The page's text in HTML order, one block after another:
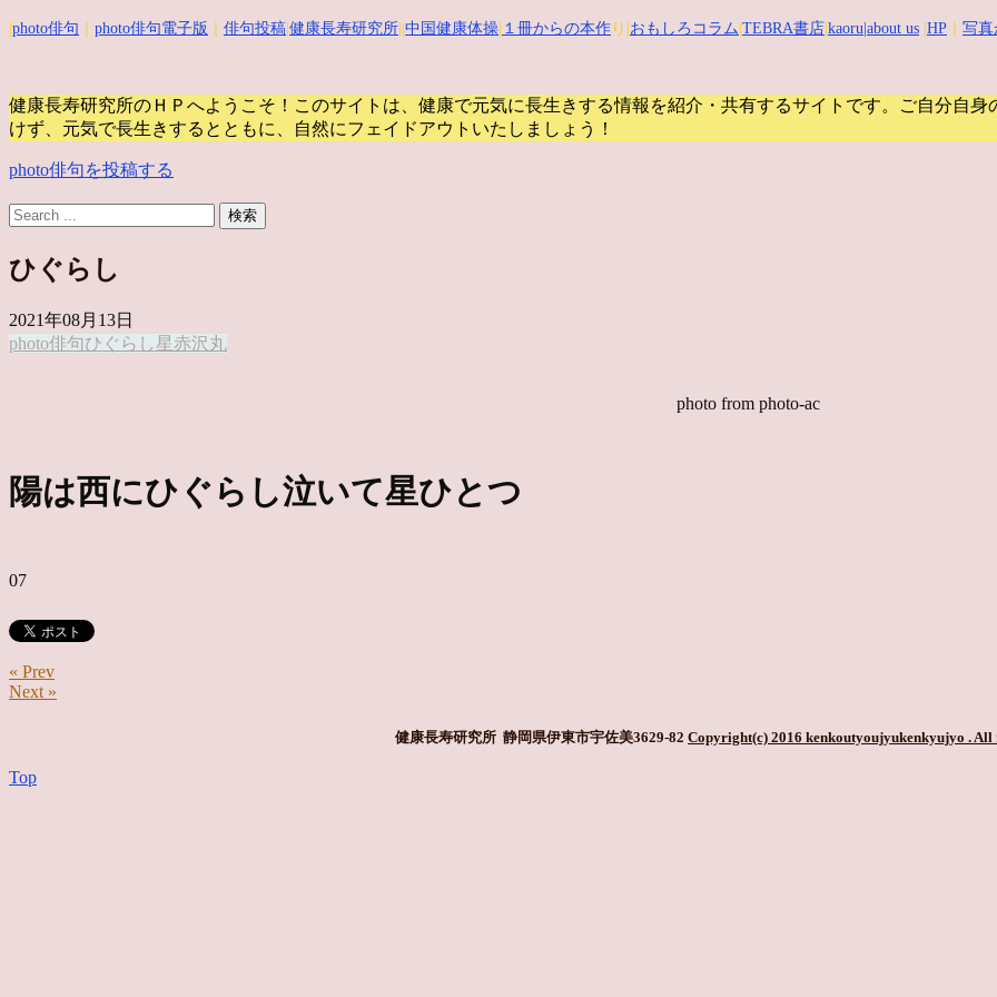
photo俳句 photo俳句電子版 俳句投稿 健康長寿研究所 中国健康体操 １冊からの本作 り| おもしろコラム TEBRA書店 kaoru |about us HP 写真
健康長寿研究所のＨＰへようこそ！このサイトは、健康で元気に長生きする情報を紹介・共有するサイトです。
ご自分自身
けず、元気で長生きするとともに、自然にフェイドアウトいたしましょう！
photo俳句を投稿する
ひぐらし
2021年08月13日
photo俳句ひぐらし 星赤沢丸
photo from photo-ac
陽は西にひぐらし泣いて星ひとつ
07
« Prev
Next »
健康長寿研究所 静岡県伊東市宇佐美3629-82 Copyright(c) 2016 kenkoutyoujyukenkyujyo . All
Top